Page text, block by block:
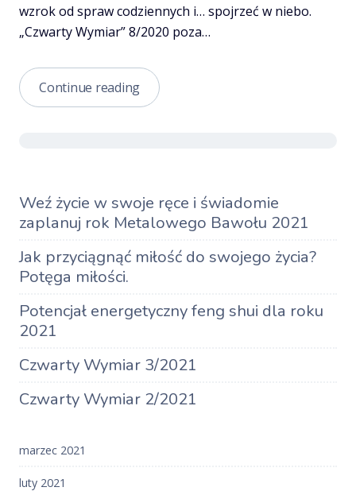
wzrok od spraw codziennych i… spojrzeć w niebo.
„Czwarty Wymiar” 8/2020 poza…
Continue readingCzwarty
Wymiar
Weź życie w swoje ręce i świadomie
zaplanuj rok Metalowego Bawołu 2021
Jak przyciągnąć miłość do swojego życia?
Potęga miłości.
Potencjał energetyczny feng shui dla roku
2021
Czwarty Wymiar 3/2021
Czwarty Wymiar 2/2021
marzec 2021
luty 2021